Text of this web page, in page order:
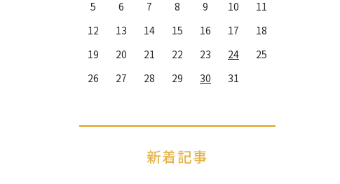
5
6 7 8 9 10
11
12
13 14 15 16 17
18
19
20 21 22 23 24
25
26
27 28 29 30 31
新着記事